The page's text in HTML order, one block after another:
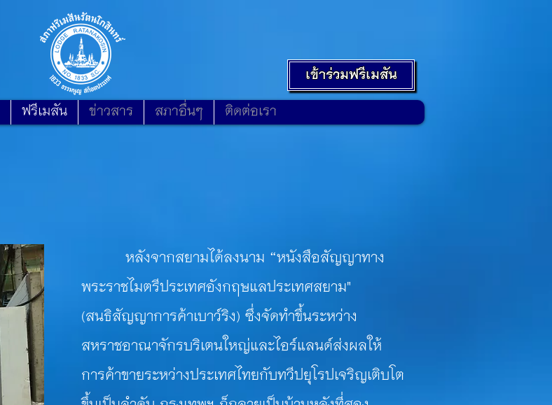
ฟรีเมสัน ข่าวสาร สภาอื่นๆ ติดต่อเรา
เข้าร่วมฟรีเมสัน
หลังจากสยามได้ลงนาม “หนังสือสัญญาทาง
พระราชไมตรีประเทศอังกฤษแลประเทศสยาม"
(สนธิสัญญาการค้าเบาว์ริง) ซึ่งจัดทำขึ้นระหว่าง
สหราชอาณาจักรบริเตนใหญ่และไอร์แลนด์ส่งผลให้
การค้าขายระหว่างประเทศไทยกับทวีปยุโรปเจริญเติบโต